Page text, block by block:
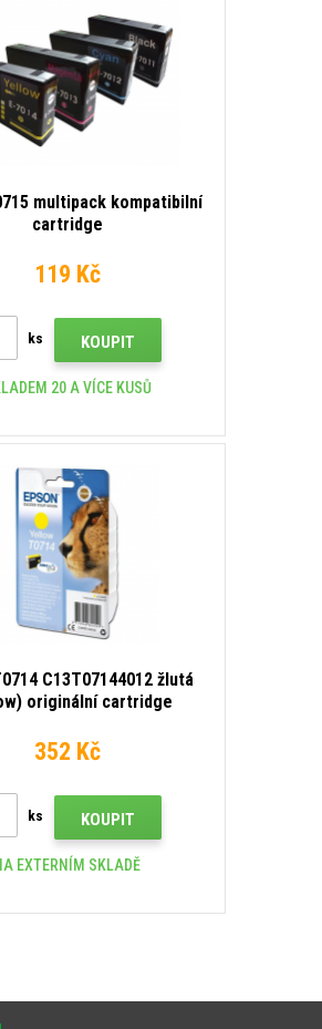
multipack kompatibilní
cartridge
119 Kč
ks KOUPIT
20 A VÍCE KUSŮ
C13T07144012 žlutá
originální cartridge
352 Kč
ks KOUPIT
EXTERNÍM SKLADĚ